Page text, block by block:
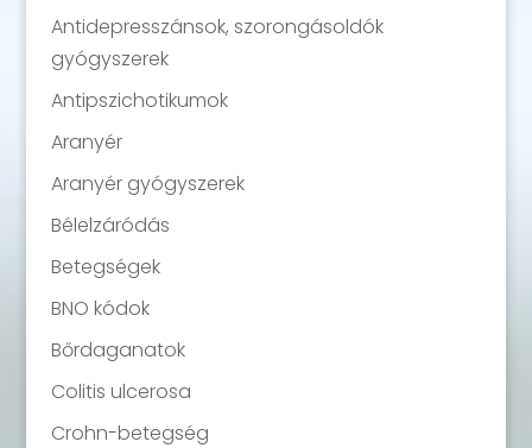
Antidepresszánsok, szorongásoldók
gyógyszerek
Antipszichotikumok
Aranyér
Aranyér gyógyszerek
Bélelzáródás
Betegségek
BNO kódok
Bőrdaganatok
Colitis ulcerosa
Crohn-betegség